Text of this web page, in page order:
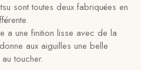
sont toutes deux fabriquées en
a une finition lisse avec de la
aux aiguilles une belle
toucher.